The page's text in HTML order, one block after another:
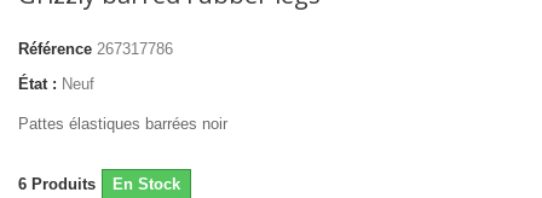
Référence 267317786
État : Neuf
Pattes élastiques barrées noir
6 Produits En Stock